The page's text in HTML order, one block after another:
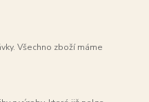
Všechno zboží máme